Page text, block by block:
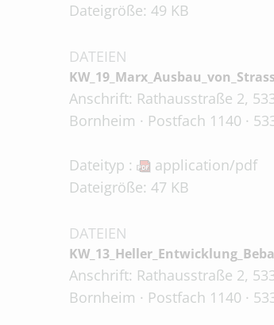
Dateigröße: 49 KB
DATEIEN
Anschrift: Rathausstraße 2,
Bornheim · Postfach 1140 ·
Dateityp :
application/pdf
Dateigröße: 47 KB
DATEIEN
Anschrift: Rathausstraße 2,
Bornheim · Postfach 1140 ·